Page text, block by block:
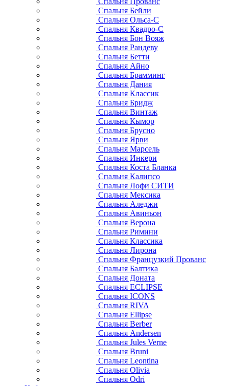
Шкафы в спальню
Комоды в спальню
Сундуки и банкетки
Зеркала в спальню
Матрасы и основания
Спальня Грета NEW
Спальня Айно NEW
Спальня Дания NEW
Спальня Ари-Прованс
Спальня Рауна
Спальня Мальта/Хельсинки
Спальня Лебо
Спальня Скандия
Спальня ПЕННИ
Спальня Верди
Спальня Скандинавия
Спальня Викинг
Спальня Прованс
Спальня Бейли
Спальня Ольса-С
Спальня Квадро-С
Спальня Бон Вояж
Спальня Рандеву
Спальня Бетти
Спальня Айно
Спальня Брамминг
Спальня Дания
Спальня Классик
Спальня Бридж
Спальня Винтаж
Спальня Кымор
Спальня Брусно
Спальня Ярви
Спальня Марсель
Спальня Инкери
Спальня Коста Бланка
Спальня Калипсо